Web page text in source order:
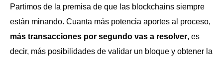
Partimos de la premisa de que las blockchains siempre
están minando. Cuanta más potencia aportes al proceso,
más transacciones por segundo vas a resolver, es
decir, más posibilidades de validar un bloque y obtener la